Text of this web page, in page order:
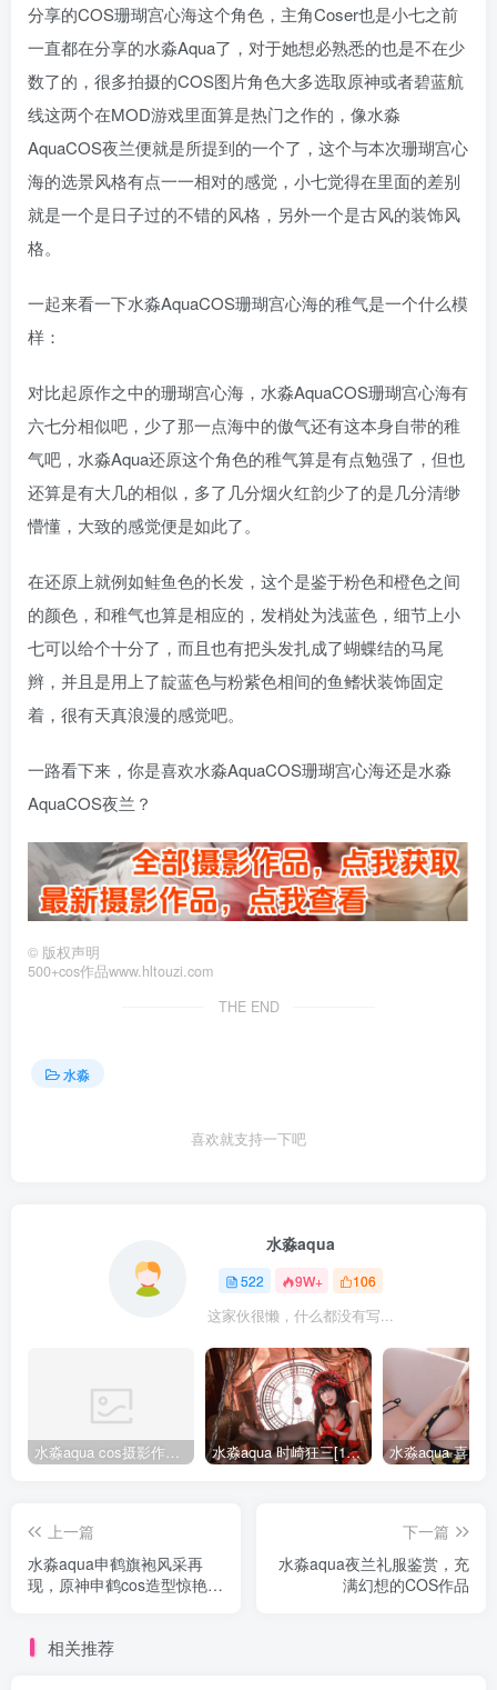
分享的COS珊瑚宫心海这个角色，主角Coser也是小七之前
一直都在分享的水淼Aqua了，对于她想必熟悉的也是不在少
数了的，很多拍摄的COS图片角色大多选取原神或者碧蓝航
线这两个在MOD游戏里面算是热门之作的，像水淼
AquaCOS夜兰便就是所提到的一个了，这个与本次珊瑚宫心
海的选景风格有点一一相对的感觉，小七觉得在里面的差别
就是一个是日子过的不错的风格，另外一个是古风的装饰风
格。
一起来看一下水淼AquaCOS珊瑚宫心海的稚气是一个什么模
样：
对比起原作之中的珊瑚宫心海，水淼AquaCOS珊瑚宫心海有
六七分相似吧，少了那一点海中的傲气还有这本身自带的稚
气吧，水淼Aqua还原这个角色的稚气算是有点勉强了，但也
还算是有大几的相似，多了几分烟火红韵少了的是几分清缈
懵懂，大致的感觉便是如此了。
在还原上就例如鲑鱼色的长发，这个是鉴于粉色和橙色之间
的颜色，和稚气也算是相应的，发梢处为浅蓝色，细节上小
七可以给个十分了，而且也有把头发扎成了蝴蝶结的马尾
辫，并且是用上了靛蓝色与粉紫色相间的鱼鳍状装饰固定
着，很有天真浪漫的感觉吧。
一路看下来，你是喜欢水淼AquaCOS珊瑚宫心海还是水淼
AquaCOS夜兰？
© 版权声明
500+cos作品www.hltouzi.com
THE END
水淼
喜欢就支持一下吧
水淼aqua
522 9W+ 106
这家伙很懒，什么都没有写...
水淼aqua cos摄影作品合集155套 水淼aqua 时崎狂三[109P-128MB]
上一篇
水淼aqua申鹤旗袍风采再
现，原神申鹤cos造型惊艳夺
下一篇
水淼aqua夜兰礼服鉴赏，充
满幻想的COS作品
相关推荐